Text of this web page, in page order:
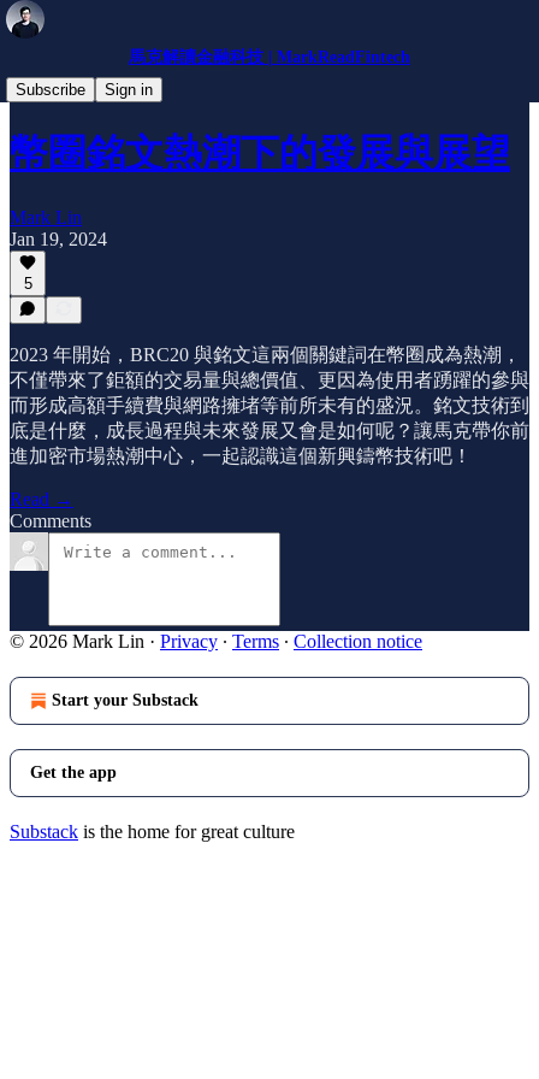
馬克解讀金融科技 | MarkReadFintech
Subscribe
Sign in
趨勢分析
幣圈銘文熱潮下的發展與展望
Mark Lin
Jan 19, 2024
5
2023 年開始，BRC20 與銘文這兩個關鍵詞在幣圈成為熱潮，
不僅帶來了鉅額的交易量與總價值、更因為使用者踴躍的參與
而形成高額手續費與網路擁堵等前所未有的盛況。銘文技術到
底是什麼，成長過程與未來發展又會是如何呢？讓馬克帶你前
進加密市場熱潮中心，一起認識這個新興鑄幣技術吧！
Read →
Comments
© 2026 Mark Lin · Privacy ∙ Terms ∙ Collection notice
Start your Substack
Get the app
Substack is the home for great culture